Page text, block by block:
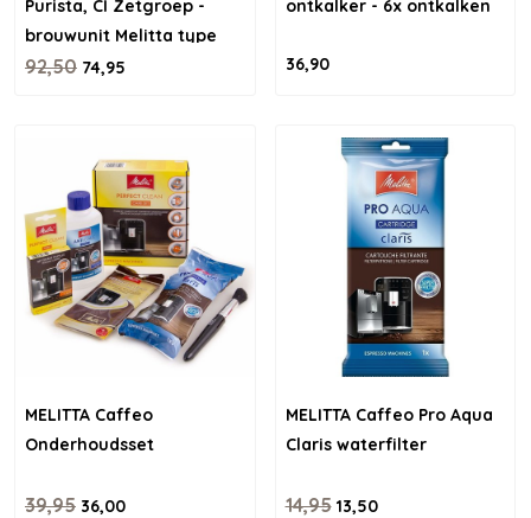
Purista, CI Zetgroep -
brouwunit Melitta type
6777345
92,50 74,95
ontkalker - 6x ontkalken
36,90
MELITTA Caffeo
Onderhoudsset
39,95 36,00
MELITTA Caffeo Pro Aqua
Claris waterfilter
14,9513,50